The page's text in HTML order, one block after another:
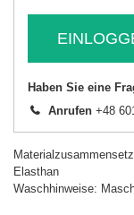
Haben Sie eine
Anrufen +48
Elasthan
Waschhinweise: